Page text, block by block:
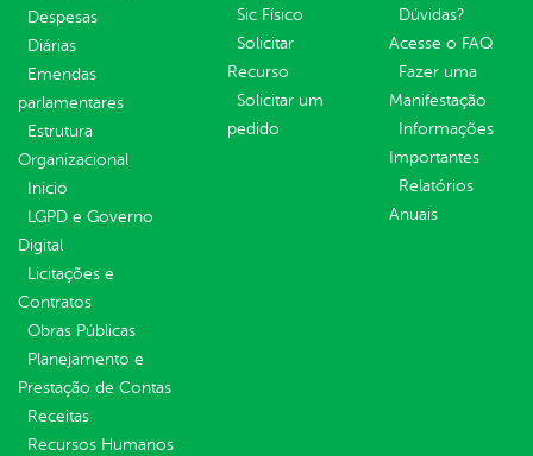
Despesas
Diárias
Emendas
parlamentares
Estrutura
Organizacional
Inicio
LGPD e Governo
Digital
Licitações e
Contratos
Obras Públicas
Planejamento e
Prestação de Contas
Receitas
Recursos Humanos
Sic Físico
Solicitar
Recurso
Solicitar um
pedido
Dúvidas?
Acesse o FAQ
Fazer uma
Manifestação
Informações
Importantes
Relatórios
Anuais